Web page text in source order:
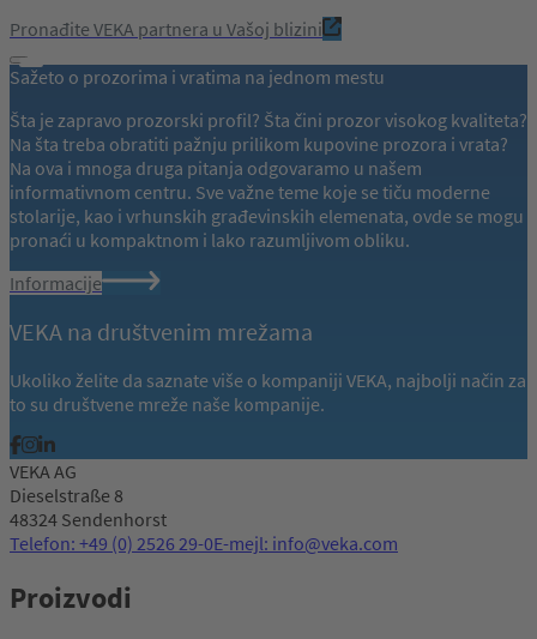
Pronađite VEKA partnera u Vašoj blizini
Sažeto o prozorima i vratima na jednom mestu
Šta je zapravo prozorski profil? Šta čini prozor visokog kvaliteta?
Na šta treba obratiti pažnju prilikom kupovine prozora i vrata?
Na ova i mnoga druga pitanja odgovaramo u našem
informativnom centru. Sve važne teme koje se tiču moderne
stolarije, kao i vrhunskih građevinskih elemenata, ovde se mogu
pronaći u kompaktnom i lako razumljivom obliku.
Informacije
VEKA na društvenim mrežama
Ukoliko želite da saznate više o kompaniji VEKA, najbolji način za
to su društvene mreže naše kompanije.
VEKA AG
Dieselstraße 8
48324 Sendenhorst
Telefon: +49 (0) 2526 29-0E-mejl: info@veka.com
Proizvodi